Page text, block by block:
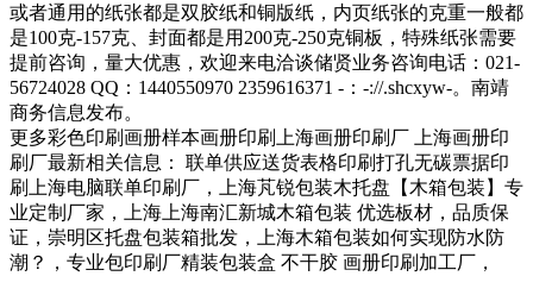
或者通用的纸张都是双胶纸和铜版纸，内页纸张的克重一般都
是100克-157克、封面都是用200克-250克铜板，特殊纸张需要
提前咨询，量大优惠，欢迎来电洽谈储贤业务咨询电话：021-
56724028 QQ：1440550970 2359616371 -：-://.shcxyw-。南靖
商务信息发布。
更多彩色印刷画册样本画册印刷上海画册印刷厂 上海画册印
刷厂最新相关信息： 联单供应送货表格印刷打孔无碳票据印
刷上海电脑联单印刷厂，上海芃锐包装木托盘【木箱包装】专
业定制厂家，上海上海南汇新城木箱包装 优选板材，品质保
证，崇明区托盘包装箱批发，上海木箱包装如何实现防水防
潮？，专业包印刷厂精装包装盒 不干胶 画册印刷加工厂，